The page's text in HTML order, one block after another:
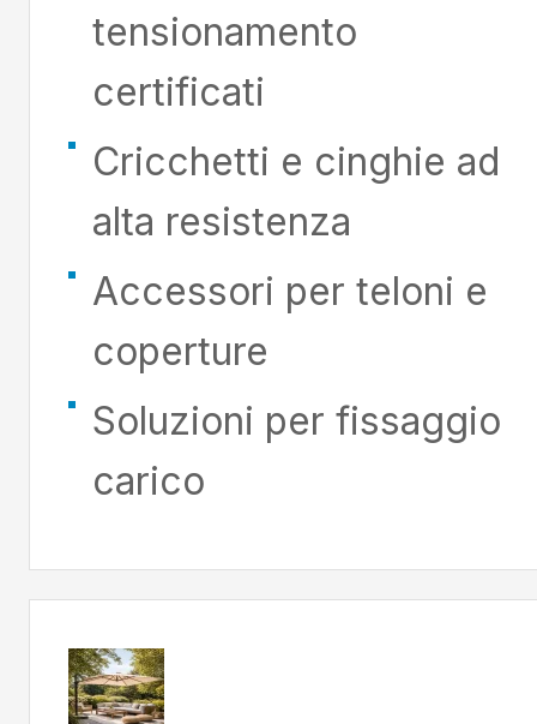
tensionamento
certificati
Cricchetti e cinghie ad
alta resistenza
Accessori per teloni e
coperture
Soluzioni per fissaggio
carico